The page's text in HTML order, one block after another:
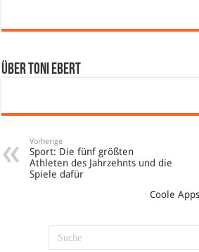
Über Toni Ebert
Vorherige
Sport: Die fünf größten
Athleten des Jahrzehnts und die
Spiele dafür
Coole